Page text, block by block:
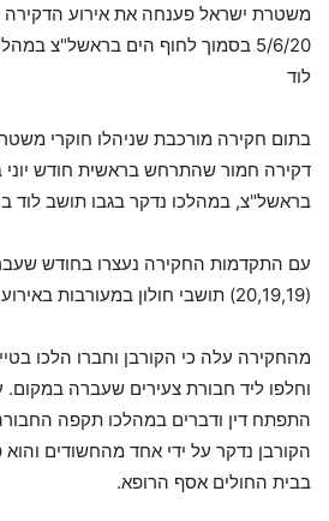
משטרת ישראל פענחה את אירוע
לוד
בתום חקירה מורכבת שניהלו חוקרי
דקירה חמור שהתרחש בראשית חודש יוני
בראשל"צ, במהלכו נדקר בגבו תושב לוד בן
עם התקדמות החקירה נעצרו בחודש
(20,19,19) תושבי חולון במעורבות באירוע.
מהחקירה עלה כי הקורבן וחברו הלכו
וחלפו ליד חבורת צעירים שעברה במקום.
התפתח דין ודברים במהלכו תקפה
הקורבן נדקר על ידי אחד מהחשודים והוא
בבית החולים אסף הרופא.